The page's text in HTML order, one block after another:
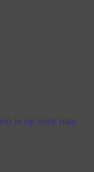
je op zoek naar